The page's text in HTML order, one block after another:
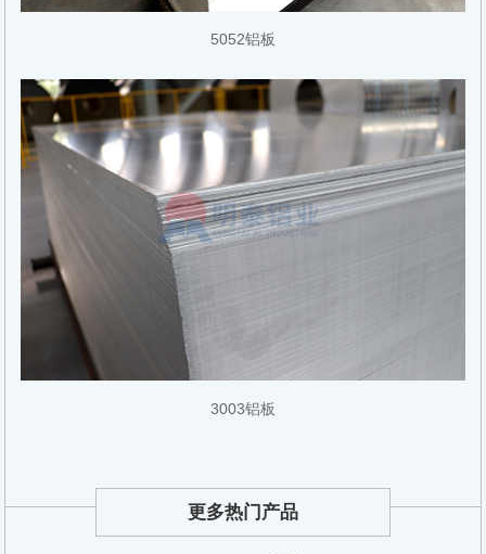
5052铝板
3003铝板
更多热门产品